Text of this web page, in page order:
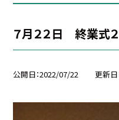
７月２２日 終業式２
公開日 2022/07/22 更新日